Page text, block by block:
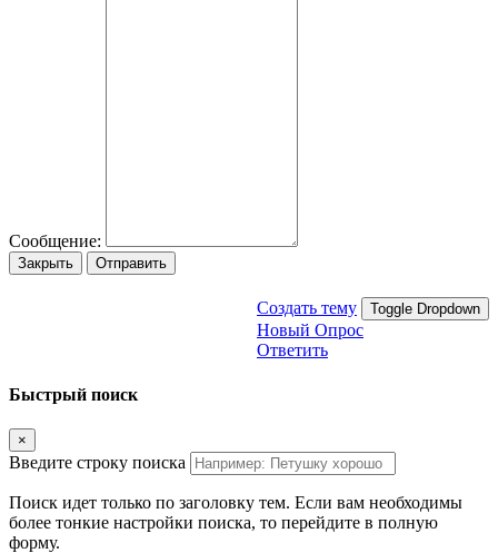
Сообщение:
Закрыть Отправить
Создать тему Toggle Dropdown
Новый Опрос
Ответить
Быстрый поиск
×
Введите строку поиска
Поиск идет только по заголовку тем. Если вам необходимы
более тонкие настройки поиска, то перейдите в полную
форму.